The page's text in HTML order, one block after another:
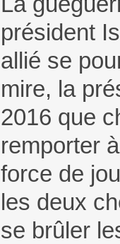
président
allié se
mire, la
2016 que
remporter
force de
les deux
se brûler